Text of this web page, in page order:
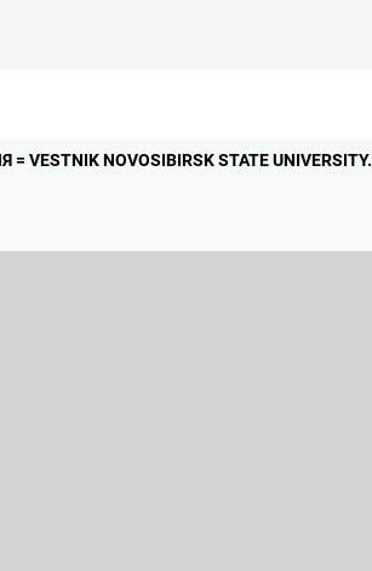
VESTNIK NOVOSIBIRSK STATE UNIVERSITY.